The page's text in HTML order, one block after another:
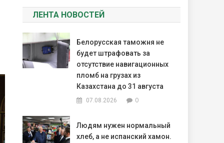
ЛЕНТА НОВОСТЕЙ
Белорусская таможня не
будет штрафовать за
отсутствие навигационных
пломб на грузах из
Казахстана до 31 августа
07.08.2026 0
Людям нужен нормальный
хлеб, а не испанский хамон.